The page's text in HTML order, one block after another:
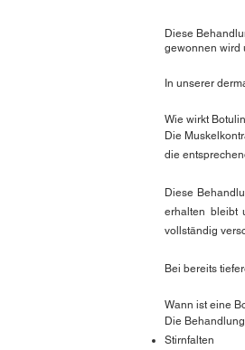
​Diese
gewonnen wird
In unserer
Wie wirkt
Die
die
Diese
erhalten bleibt
vollständig
Bei bereits
Wann ist eine
Die
Stirnfalten